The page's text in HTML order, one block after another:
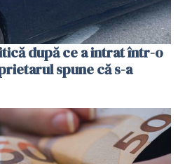
după ce a intrat într-o
spune că s-a